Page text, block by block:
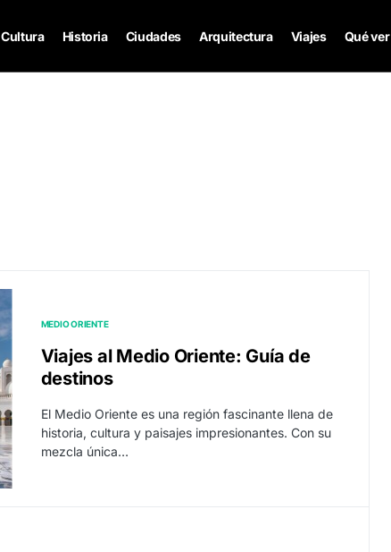
Cultura Historia Ciudades Arquitectura Viajes Qué ver
MEDIO ORIENTE
Viajes al Medio Oriente: Guía de
destinos
El Medio Oriente es una región fascinante llena de
historia, cultura y paisajes impresionantes. Con su
mezcla única…